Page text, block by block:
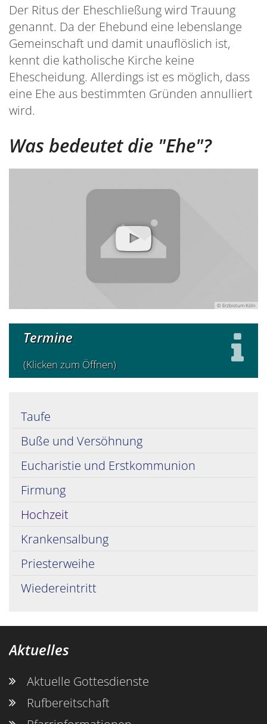
Der Ritus der Eheschließung wird Trauung
genannt. Da der Ehebund eine lebenslange
Gemeinschaft und damit unauflöslich ist,
kennt die katholische Kirche keine
Ehescheidung. Allerdings ist es möglich, dass
eine Ehe aus bestimmten Gründen annulliert
wird.
Was bedeutet die "Ehe"?
© Erzbistum Köln
Termine
(Klicken zum Öffnen)
Taufe
Buße und Versöhnung
Eucharistie und Erstkommunion
Firmung
Hochzeit
Krankensalbung
Priesterweihe
Wiedereintritt
Aktuelles
Aktuelle Gottesdienste
Rufbereitschaft